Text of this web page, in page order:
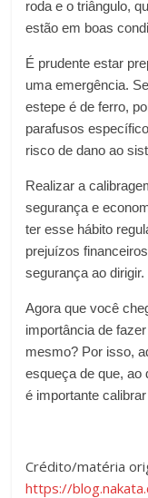
roda e o triângulo,
estão em boas
É prudente estar
uma emergência.
estepe é de ferro,
parafusos
risco de dano ao
Realizar a
segurança e
ter esse hábito
prejuízos
segurança ao dirigir.
Agora que você
importância de
mesmo? Por isso,
esqueça de que, ao
é importante
Crédito/matéria
https://